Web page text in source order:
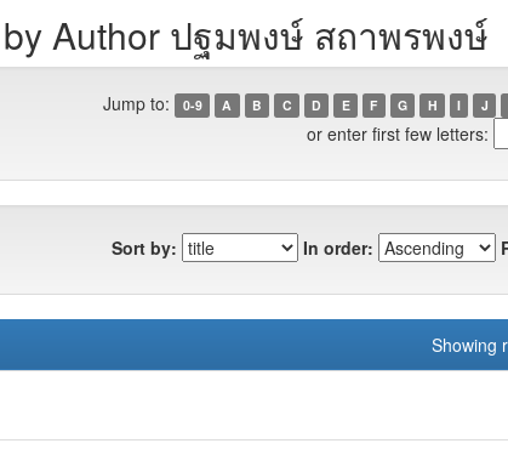
Author ปฐมพงษ์ สถาพรพงษ์
Jump to: 0-9 A B C D E F G H I J
or enter first few letters:
Sort by: In order:
Showing